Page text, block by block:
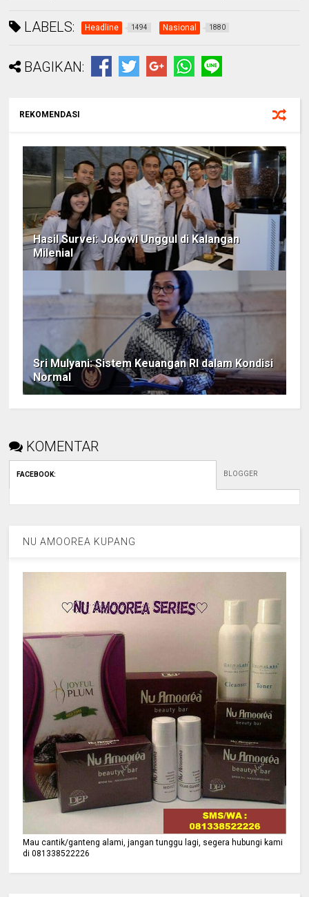
LABELS: Headline 1494 Nasional 1880
BAGIKAN:
REKOMENDASI
Hasil Survei: Jokowi Unggul di Kalangan
Milenial
Sri Mulyani: Sistem Keuangan RI dalam Kondisi
Normal
KOMENTAR
FACEBOOK: BLOGGER
NU AMOOREA KUPANG
Mau cantik/ganteng alami, jangan tunggu lagi, segera hubungi kami
di 081338522226